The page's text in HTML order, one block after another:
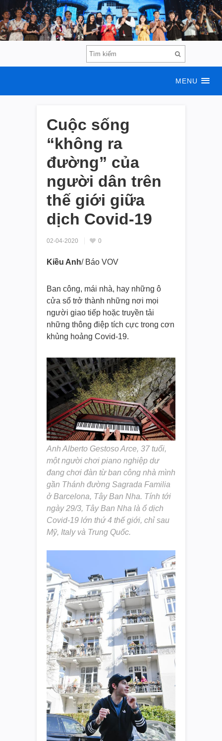
MENU
Cuộc sống
“không ra
đường” của
người dân trên
thế giới giữa
dịch Covid-19
02-04-2020 0
Kiều Anh/ Báo VOV
Ban công, mái nhà, hay những ô
cửa sổ trở thành những nơi mọi
người giao tiếp hoặc truyền tải
những thông điệp tích cực trong cơn
khủng hoảng Covid-19.
Anh Alberto Gestoso Arce, 37 tuổi,
một người chơi piano nghiệp dư
đang chơi đàn từ ban công nhà mình
gần Thánh đường Sagrada Familia
ở Barcelona, Tây Ban Nha. Tính tới
ngày 29/3, Tây Ban Nha là ổ dịch
Covid-19 lớn thứ 4 thế giới, chỉ sau
Mỹ, Italy và Trung Quốc.